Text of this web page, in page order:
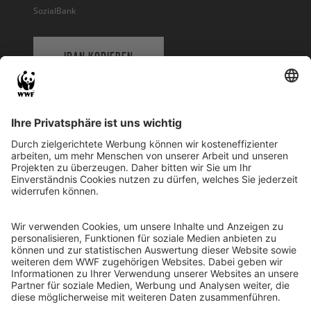
SozialBank
IBAN KOPIEREN
WWF Deutschland
Reinhardtstr. 18
10117 Berlin
Ihre Spende kann steuerlich geltend gemacht werden
Registriert als Stiftung WWF Deutschland, Senatsverwaltung für
Justiz Berlin, Az: 3416/976/2
Umsatzsteuer-Identifikationsnummer: DE 114236103